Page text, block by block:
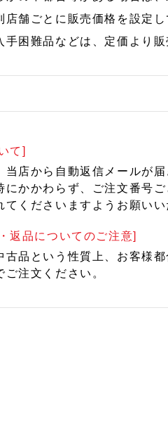
店舗ごとに販売価格を設定
手困難品などは、定価より
て]
当店から自動返信メールが
にかかわらず、ご注文番号
てくださいますようお願いい
返品についてのご注意]
古品という性質上、お客様
ご注文ください。